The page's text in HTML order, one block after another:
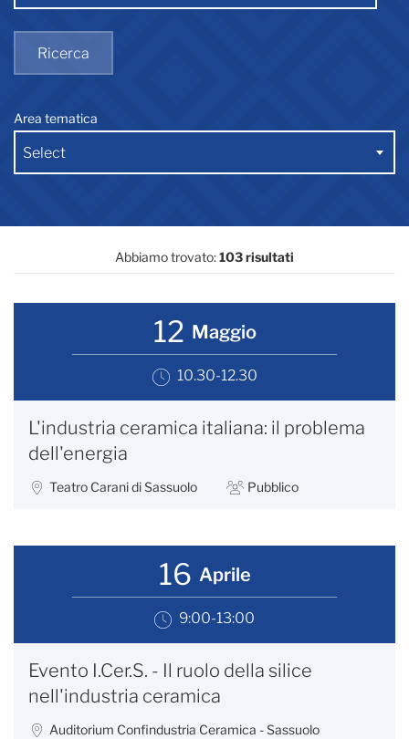
Ricerca
Area tematica
Select
Abbiamo trovato:103 risultati
12 Maggio
10.30-12.30
L'industria ceramica italiana: il problema
dell'energia
Teatro Carani di Sassuolo Pubblico
16 Aprile
9:00-13:00
Evento I.Cer.S. - Il ruolo della silice
nell'industria ceramica
Auditorium Confindustria Ceramica - Sassuolo